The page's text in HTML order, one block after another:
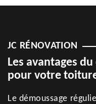
JC RÉNOVATION
Les avantages
pour votre
Le démoussage